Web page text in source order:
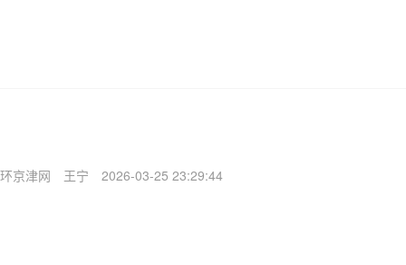
环京津网 王宁 2026-03-25 23:29:44